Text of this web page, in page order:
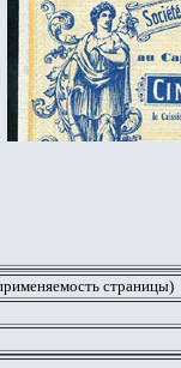
страницы)